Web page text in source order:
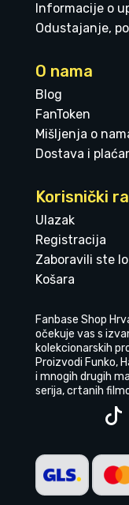
Informacije o
Odustajanje,
O nama
Blog
FanToken
Mišljenja o
Dostava i
Korisnički
Ulazak
Registracija
Zaboravili ste
Košara
Fanbase Shop
očekuje vas s
kolekcionarskih
Proizvodi Funko,
i mnogih drugih
serija, crtanih